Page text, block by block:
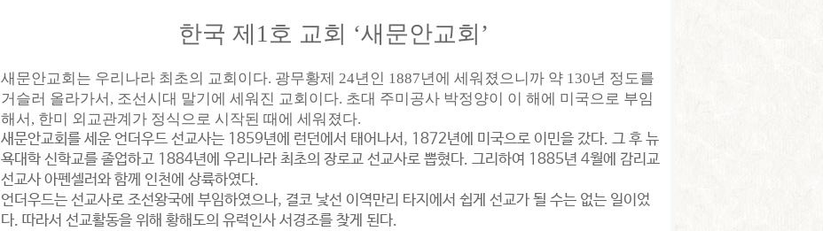
한국 제1호 교회 ‘새문안교회’
새문안교회는 우리나라 최초의 교회이다. 광무황제 24년인 1887년에 세워졌으니까 약 130년 정도를
거슬러 올라가서, 조선시대 말기에 세워진 교회이다. 초대 주미공사 박정양이 이 해에 미국으로 부임
해서, 한미 외교관계가 정식으로 시작된 때에 세워졌다.
새문안교회를 세운 언더우드 선교사는 1859년에 런던에서 태어나서, 1872년에 미국으로 이민을 갔다. 그 후 뉴
욕대학 신학교를 졸업하고 1884년에 우리나라 최초의 장로교 선교사로 뽑혔다. 그리하여 1885년 4월에 감리교
선교사 아펜셀러와 함께 인천에 상륙하였다.
언더우드는 선교사로 조선왕국에 부임하였으나, 결코 낯선 이역만리 타지에서 쉽게 선교가 될 수는 없는 일이었
다. 따라서 선교활동을 위해 황해도의 유력인사 서경조를 찾게 된다.